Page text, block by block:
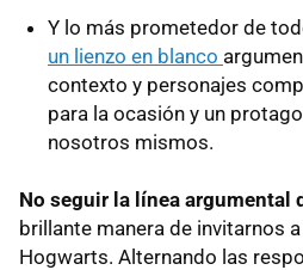
Y lo más prometedor de
un lienzo en blanco
contexto y personajes
para la ocasión y un
nosotros mismos.
No seguir la línea argumental
brillante manera de invitarnos
Hogwarts. Alternando las